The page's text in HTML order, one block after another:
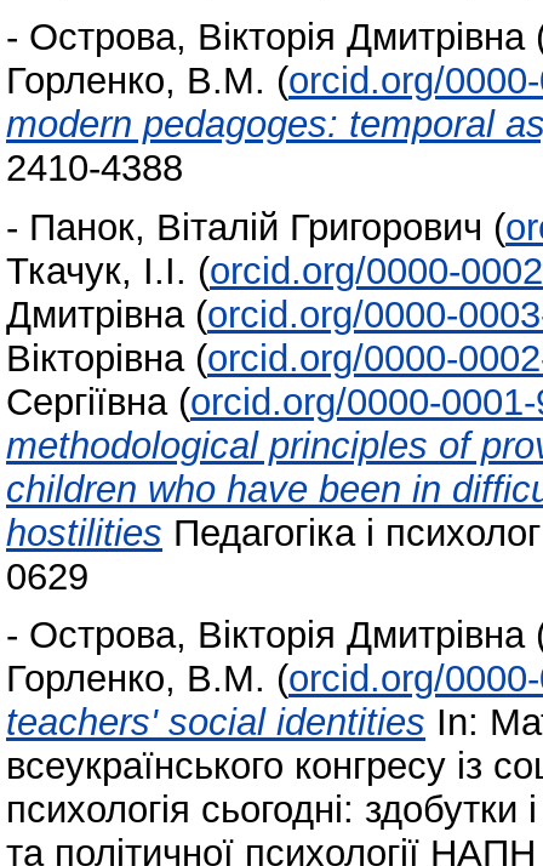
- Острова, Вікторія Дмитрівна
Горленко, В.М. (orcid.org/
modern pedagoges: temporal
2410-4388
- Панок, Віталій Григорович (
Ткачук, І.І. (orcid.org/0000-
Дмитрівна (orcid.org/0000-
Вікторівна (orcid.org/0000-
Сергіївна (orcid.org/0000-
methodological principles of
children who have been in
hostilities Педагогіка і
0629
- Острова, Вікторія Дмитрівна
Горленко, В.М. (orcid.org/
teachers' social identities In:
всеукраїнського конгресу із
психологія сьогодні: здобутки
та політичної психології